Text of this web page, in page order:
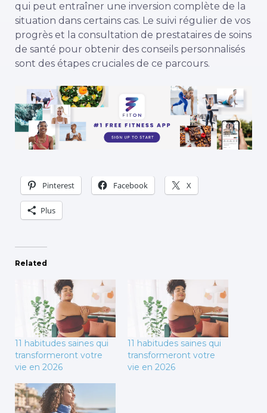
qui peut entraîner une inversion complète de la
situation dans certains cas. Le suivi régulier de vos
progrès et la consultation de prestataires de soins
de santé pour obtenir des conseils personnalisés
sont des étapes cruciales de ce parcours.
Pinterest Facebook X
Plus
Related
11 habitudes saines qui
transformeront votre
vie en 2026
11 habitudes saines qui
transformeront votre
vie en 2026